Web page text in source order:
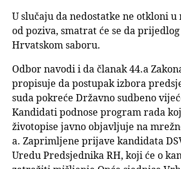
U slučaju da nedostatke ne otkloni u
od poziva, smatrat će se da
Hrvatskom saboru.
Odbor navodi i da članak 44.a
propisuje da postupak izbora
suda pokreće Državno sudbeno
Kandidati podnose program rada
životopise javno objavljuje na
a. Zaprimljene prijave kandidata
Uredu Predsjednika RH, koji će o